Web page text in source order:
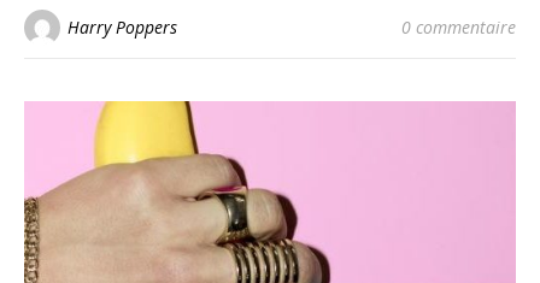
Harry Poppers 0 commentaire